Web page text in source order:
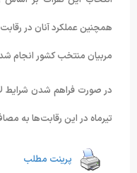
همچنین عملکرد آنان در
مربیان منتخب کشور انجام
در صورت فراهم شدن شرایط
تیرماه در این رقابت‌ها به
پرینت مطلب